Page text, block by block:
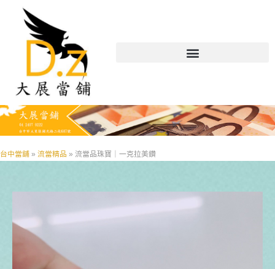
台中當舖 » 流當精品 » 流當品珠寶｜一克拉美鑽